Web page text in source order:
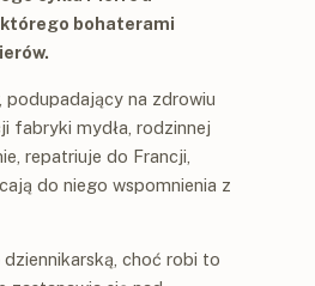
którego bohaterami
podupadający na zdrowiu
fabryki mydła, rodzinnej
repatriuje do Francji,
do niego wspomnienia z
choć robi to